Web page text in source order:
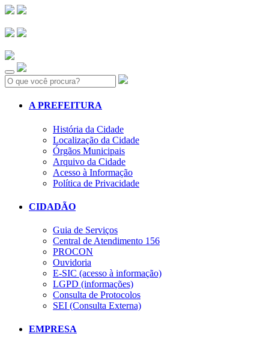
Search:
A PREFEITURA
História da Cidade
Localização da Cidade
Órgãos Municipais
Arquivo da Cidade
Acesso à Informação
Política de Privacidade
CIDADÃO
Guia de Serviços
Central de Atendimento 156
PROCON
Ouvidoria
E-SIC (acesso à informação)
LGPD (informações)
Consulta de Protocolos
SEI (Consulta Externa)
EMPRESA